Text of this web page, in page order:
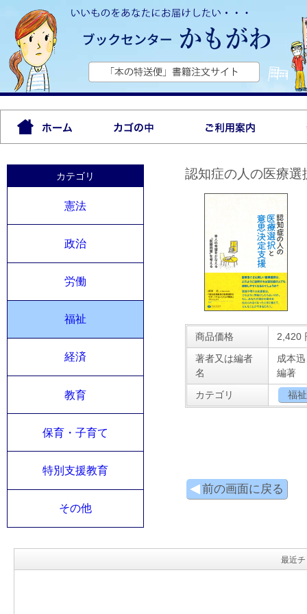
カテゴリ
憲法
政治
労働
福祉
経済
教育
保育・子育て
特別支援教育
その他
認知症の人の医療選
商品価格 2,420
著者又は編者
名
成本
編著
カテゴリ
福祉
前の画面に戻る
最近